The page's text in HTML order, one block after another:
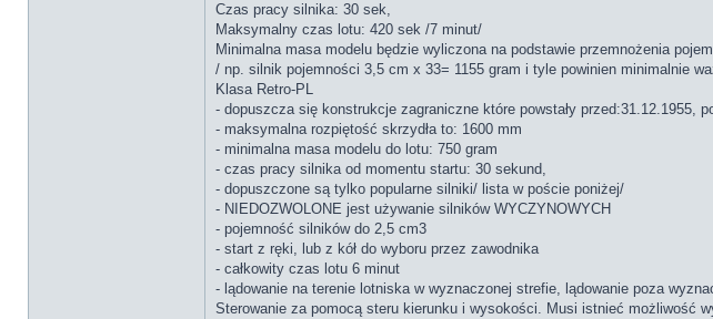
Czas pracy silnika: 30 sek,
Maksymalny czas lotu: 420 sek /7 minut/
Minimalna masa modelu będzie wyliczona na podstawie przemnożenia
/ np. silnik pojemności 3,5 cm x 33= 1155 gram i tyle powinien minimalnie
Klasa Retro-PL
- dopuszcza się konstrukcje zagraniczne które powstały przed:31.12.1955,
- maksymalna rozpiętość skrzydła to: 1600 mm
- minimalna masa modelu do lotu: 750 gram
- czas pracy silnika od momentu startu: 30 sekund,
- dopuszczone są tylko popularne silniki/ lista w poście poniżej/
- NIEDOZWOLONE jest używanie silników WYCZYNOWYCH
- pojemność silników do 2,5 cm3
- start z ręki, lub z kół do wyboru przez zawodnika
- całkowity czas lotu 6 minut
- lądowanie na terenie lotniska w wyznaczonej strefie, lądowanie poza
Sterowanie za pomocą steru kierunku i wysokości. Musi istnieć możliwość